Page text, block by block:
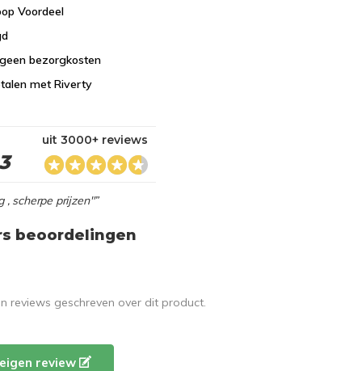
Voordeel
bezorgkosten
met Riverty
uit 3000+ reviews
, scherpe prijzen"”
beoordelingen
reviews geschreven over dit product.
review